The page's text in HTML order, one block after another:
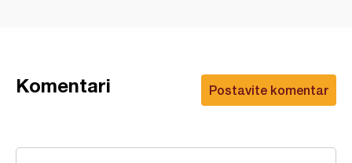
Postavite komentar
Komentari